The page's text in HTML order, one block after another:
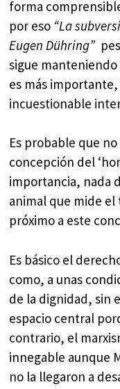
forma
por eso “La
Eugen Dühring”
sigue
es más
incuestionable
Es probable que
concepción del
importancia, nada
animal que mide el
próximo a este
Es básico el
como, a unas
de la dignidad, sin
espacio central
contrario, el
innegable aunque
no la llegaron a